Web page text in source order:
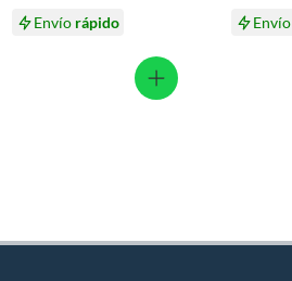
Envío rápido
Envío